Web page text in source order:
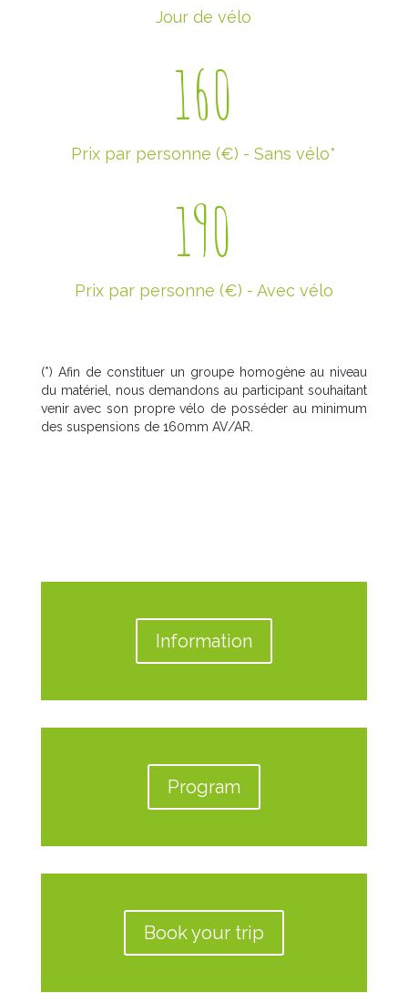
Jour de vélo
160
Prix par personne (€) - Sans vélo*
190
Prix par personne (€) - Avec vélo
(*) Afin de constituer un groupe homogène au niveau
du matériel, nous demandons au participant souhaitant
venir avec son propre vélo de posséder au minimum
des suspensions de 160mm AV/AR.
Information
Program
Book your trip